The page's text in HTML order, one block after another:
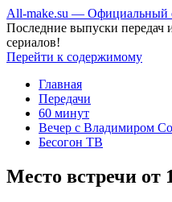
All-make.su — Официальный
Последние выпуски
сериалов!
Перейти к содержимому
Главная
Передачи
60 минут
Вечер с Владимиром
Бесогон ТВ
Место встречи от